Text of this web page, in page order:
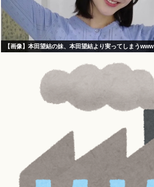
【画像】本田望結の妹、本田望結より実ってしまうwww